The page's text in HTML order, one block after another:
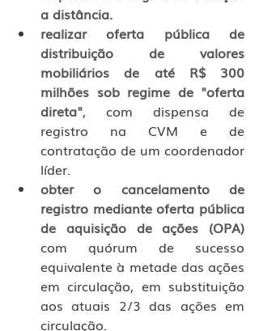
a distância.
realizar oferta pública de
distribuição de valores
mobiliários de até R$ 300
milhões sob regime de "oferta
direta", com dispensa de
registro na CVM e de
contratação de um coordenador
líder.
obter o cancelamento de
registro mediante oferta pública
de aquisição de ações (OPA)
com quórum de sucesso
equivalente à metade das ações
em circulação, em substituição
aos atuais 2/3 das ações em
circulação.